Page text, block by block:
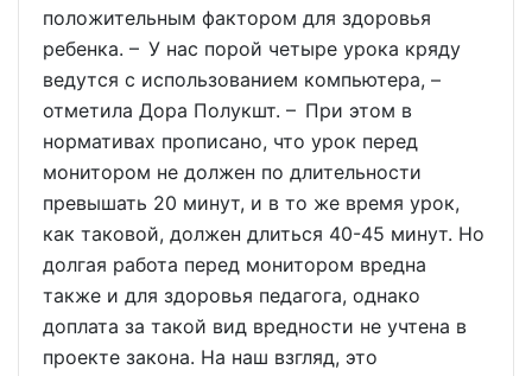
положительным фактором для здоровья
ребенка. – У нас порой четыре урока кряду
ведутся с использованием компьютера, –
отметила Дора Полукшт. – При этом в
нормативах прописано, что урок перед
монитором не должен по длительности
превышать 20 минут, и в то же время урок,
как таковой, должен длиться 40-45 минут. Но
долгая работа перед монитором вредна
также и для здоровья педагога, однако
доплата за такой вид вредности не учтена в
проекте закона. На наш взгляд, это